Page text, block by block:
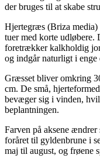
der bruges til at skabe
Hjertegræs (Briza
tuer med korte udløbere.
foretrækker kalkholdig
og indgår naturligt i enge
Græsset bliver omkring
cm. De små,
bevæger sig i vinden,
beplantningen.
Farven på aksene
foråret til gyldenbrune i
maj til august, og frøene